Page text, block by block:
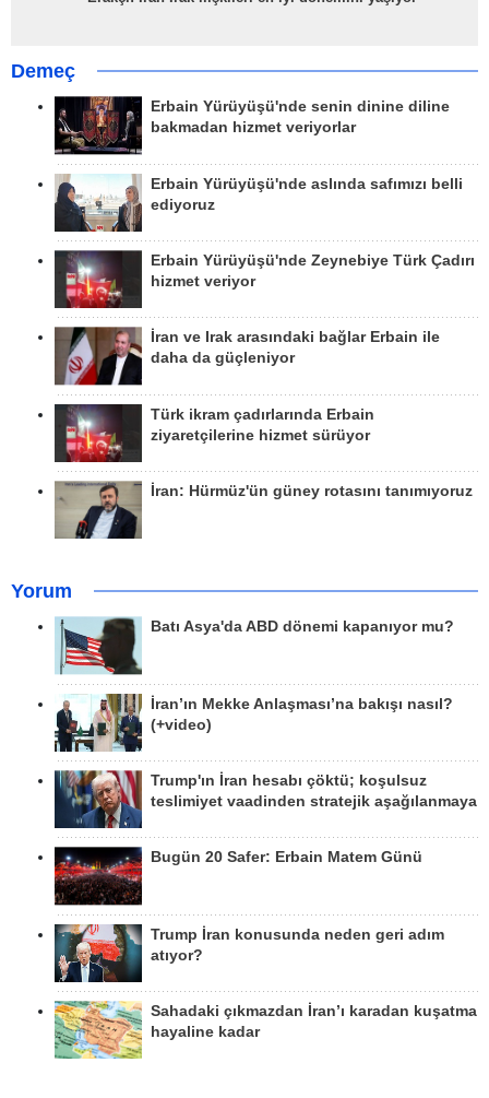
Demeç
Erbain Yürüyüşü'nde senin dinine diline
bakmadan hizmet veriyorlar
Erbain Yürüyüşü'nde aslında safımızı belli
ediyoruz
Erbain Yürüyüşü'nde Zeynebiye Türk Çadırı
hizmet veriyor
İran ve Irak arasındaki bağlar Erbain ile
daha da güçleniyor
Türk ikram çadırlarında Erbain
ziyaretçilerine hizmet sürüyor
İran: Hürmüz'ün güney rotasını tanımıyoruz
Yorum
Batı Asya'da ABD dönemi kapanıyor mu?
İran’ın Mekke Anlaşması’na bakışı nasıl?
(+video)
Trump'ın İran hesabı çöktü; koşulsuz
teslimiyet vaadinden stratejik aşağılanmaya
Bugün 20 Safer: Erbain Matem Günü
Trump İran konusunda neden geri adım
atıyor?
Sahadaki çıkmazdan İran’ı karadan kuşatma
hayaline kadar